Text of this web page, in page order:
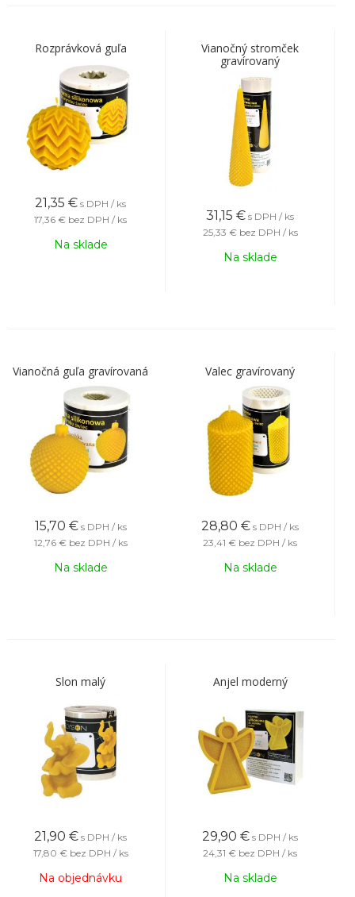
Rozprávková guľa
21,35 € s DPH / ks
17,36 € bez DPH / ks
Na sklade
Vianočný stromček
gravírovaný
31,15 € s DPH / ks
25,33 € bez DPH / ks
Na sklade
Vianočná guľa gravírovaná
15,70 € s DPH / ks
12,76 € bez DPH / ks
Na sklade
Valec gravírovaný
28,80 € s DPH / ks
23,41 € bez DPH / ks
Na sklade
Slon malý
21,90 € s DPH / ks
17,80 € bez DPH / ks
Na objednávku
Anjel moderný
29,90 € s DPH / ks
24,31 € bez DPH / ks
Na sklade